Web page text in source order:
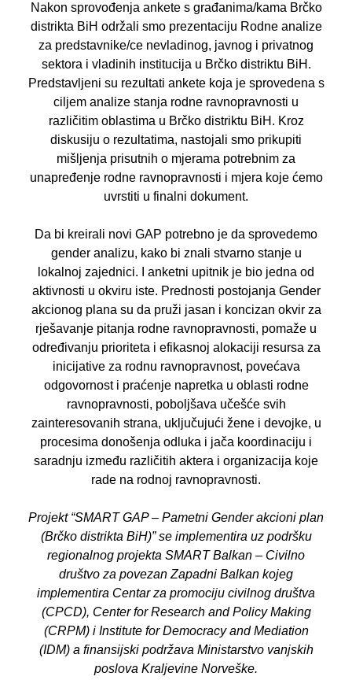
Nakon sprovođenja ankete s građanima/kama Brčko
distrikta BiH održali smo prezentaciju Rodne analize
za predstavnike/ce nevladinog, javnog i privatnog
sektora i vladinih institucija u Brčko distriktu BiH.
Predstavljeni su rezultati ankete koja je sprovedena s
ciljem analize stanja rodne ravnopravnosti u
različitim oblastima u Brčko distriktu BiH. Kroz
diskusiju o rezultatima, nastojali smo prikupiti
mišljenja prisutnih o mjerama potrebnim za
unapređenje rodne ravnopravnosti i mjera koje ćemo
uvrstiti u finalni dokument.
Da bi kreirali novi GAP potrebno je da sprovedemo
gender analizu, kako bi znali stvarno stanje u
lokalnoj zajednici. I anketni upitnik je bio jedna od
aktivnosti u okviru iste. Prednosti postojanja Gender
akcionog plana su da pruži jasan i koncizan okvir za
rješavanje pitanja rodne ravnopravnosti, pomaže u
određivanju prioriteta i efikasnoj alokaciji resursa za
inicijative za rodnu ravnopravnost, povećava
odgovornost i praćenje napretka u oblasti rodne
ravnopravnosti, poboljšava učešće svih
zainteresovanih strana, uključujući žene i devojke, u
procesima donošenja odluka i jača koordinaciju i
saradnju između različitih aktera i organizacija koje
rade na rodnoj ravnopravnosti.
Projekt “SMART GAP – Pametni Gender akcioni plan
(Brčko distrikta BiH)” se implementira uz podršku
regionalnog projekta SMART Balkan – Civilno
društvo za povezan Zapadni Balkan kojeg
implementira Centar za promociju civilnog društva
(CPCD), Center forResearch and Policy Making
(CRPM) i Institute for Democracy and Mediation
(IDM) a finansijski podržava Ministarstvo vanjskih
poslova Kraljevine Norveške.